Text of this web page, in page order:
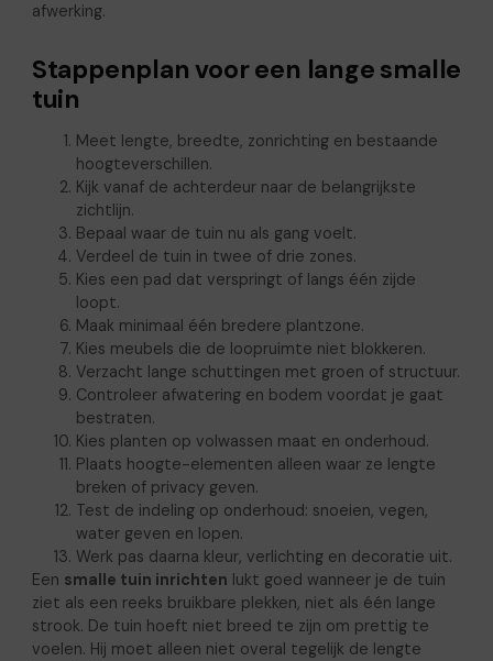
afwerking.
Stappenplan voor een lange smalle
tuin
Meet lengte, breedte, zonrichting en bestaande
hoogteverschillen.
Kijk vanaf de achterdeur naar de belangrijkste
zichtlijn.
Bepaal waar de tuin nu als gang voelt.
Verdeel de tuin in twee of drie zones.
Kies een pad dat verspringt of langs één zijde
loopt.
Maak minimaal één bredere plantzone.
Kies meubels die de loopruimte niet blokkeren.
Verzacht lange schuttingen met groen of structuur.
Controleer afwatering en bodem voordat je gaat
bestraten.
Kies planten op volwassen maat en onderhoud.
Plaats hoogte-elementen alleen waar ze lengte
breken of privacy geven.
Test de indeling op onderhoud: snoeien, vegen,
water geven en lopen.
Werk pas daarna kleur, verlichting en decoratie uit.
Een smalle tuin inrichten lukt goed wanneer je de tuin
ziet als een reeks bruikbare plekken, niet als één lange
strook. De tuin hoeft niet breed te zijn om prettig te
voelen. Hij moet alleen niet overal tegelijk de lengte